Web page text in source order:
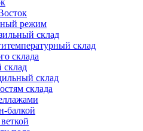
режим
склад
склад
склада
склад
склад
склада
балкой